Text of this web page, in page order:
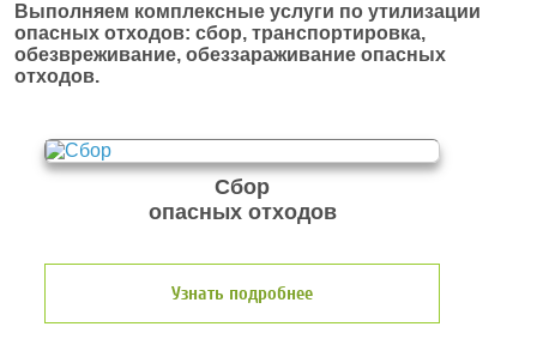
Выполняем комплексные услуги по утилизации
опасных отходов: сбор, транспортировка,
обезвреживание, обеззараживание опасных
отходов.
Сбор
опасных отходов
Узнать подробнее